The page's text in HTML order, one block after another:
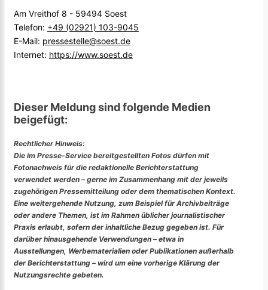
Am Vreithof 8 - 59494 Soest
Telefon: +49 (02921) 103-9045
E-Mail: pressestelle@soest.de
Internet: https://www.soest.de
Dieser Meldung sind folgende Medien
beigefügt:
Rechtlicher Hinweis:
Die im Presse-Service bereitgestellten Fotos dürfen mit
Fotonachweis für die redaktionelle Berichterstattung
verwendet werden – gerne im Zusammenhang mit der jeweils
zugehörigen Pressemitteilung oder dem thematischen Kontext.
Eine weitergehende Nutzung, zum Beispiel für Archivbeiträge
oder andere Themen, ist im Rahmen üblicher journalistischer
Praxis erlaubt, sofern der inhaltliche Bezug gegeben ist. Für
darüber hinausgehende Verwendungen – etwa in
Ausstellungen, Werbematerialien oder Publikationen außerhalb
der Berichterstattung – wird um eine vorherige Klärung der
Nutzungsrechte gebeten.